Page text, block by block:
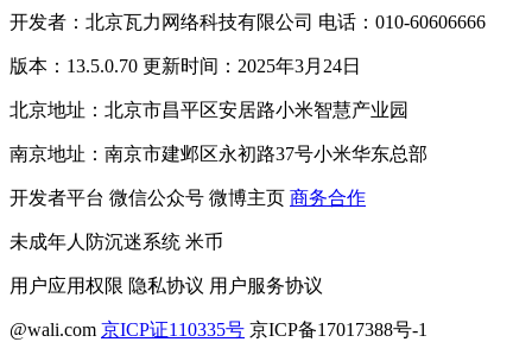
开发者：北京瓦力网络科技有限公司 电话：010-60606666
版本：13.5.0.70 更新时间：2025年3月24日
北京地址：北京市昌平区安居路小米智慧产业园
南京地址：南京市建邺区永初路37号小米华东总部
开发者平台 微信公众号 微博主页 商务合作
未成年人防沉迷系统 米币
用户应用权限 隐私协议 用户服务协议
@wali.com 京ICP证110335号 京ICP备17017388号-1